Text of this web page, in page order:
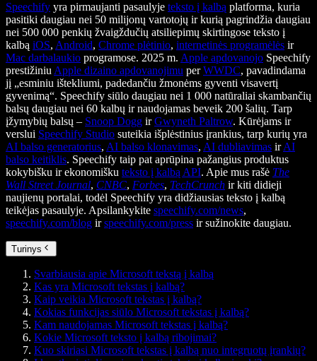
Speechify yra pirmaujanti pasaulyje teksto į kalbą platforma, kuria
pasitiki daugiau nei 50 milijonų vartotojų ir kurią pagrindžia daugiau
nei 500 000 penkių žvaigždučių atsiliepimų skirtingose teksto į
kalbą iOS, Android, Chrome plėtinio, internetinės programėlės ir
Mac darbalaukio programose. 2025 m. Apple apdovanojo Speechify
prestižiniu Apple dizaino apdovanojimu perWWDC, pavadindama
jį „esminiu ištekliumi, padedančiu žmonėms gyventi visavertį
gyvenimą“. Speechify siūlo daugiau nei 1 000 natūraliai skambančių
balsų daugiau nei 60 kalbų ir naudojamas beveik 200 šalių. Tarp
įžymybių balsų – Snoop Dogg irGwyneth Paltrow. Kūrėjams ir
verslui Speechify Studio suteikia išplėstinius įrankius, tarp kurių yra
AI balso generatorius, AI balso klonavimas, AI dubliavimas irAI
balso keitiklis. Speechify taip pat aprūpina pažangius produktus
kokybišku ir ekonomišku teksto į kalbą API. Apie mus rašė The
Wall Street Journal, CNBC, Forbes, TechCrunch ir kiti didieji
naujienų portalai, todėl Speechify yra didžiausias teksto į kalbą
teikėjas pasaulyje. Apsilankykite speechify.com/news,
speechify.com/blog irspeechify.com/press ir sužinokite daugiau.
Turinys
Svarbiausia apie Microsoft tekstą į kalbą
Kas yra Microsoft tekstas į kalbą?
Kaip veikia Microsoft tekstas į kalbą?
Kokias funkcijas siūlo Microsoft tekstas į kalbą?
Kam naudojamas Microsoft tekstas į kalbą?
Kokie Microsoft teksto į kalbą ribojimai?
Kuo skiriasi Microsoft tekstas į kalbą nuo integruotų įrankių?